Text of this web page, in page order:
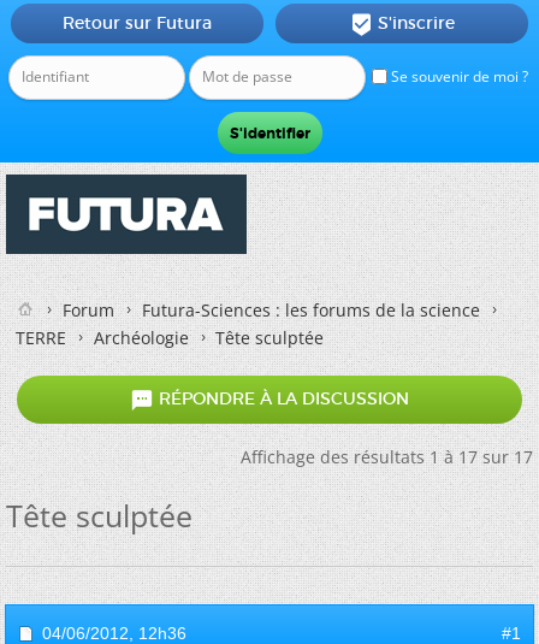
Se souvenir de moi ?
Retour sur Futura  S'inscrire
Forum
Futura-Sciences : les forums de la science
TERRE
Archéologie Tête sculptée
 RÉPONDRE À LA DISCUSSION
Affichage des résultats 1 à 17 sur 17
Tête sculptée
04/06/2012, 12h36 #1